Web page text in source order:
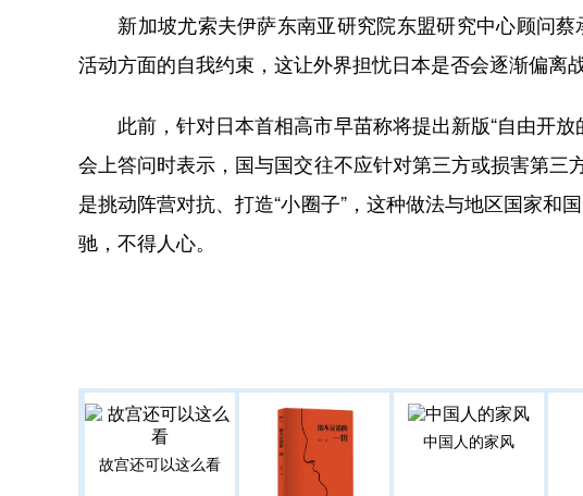
新加坡尤索夫伊萨东南亚研究院东盟研究中心顾问蔡
活动方面的自我约束，这让外界担忧日本是否会逐渐偏离
此前，针对日本首相高市早苗称将提出新版“自由开放
会上答问时表示，国与国交往不应针对第三方或损害第三
是挑动阵营对抗、打造“小圈子”，这种做法与地区国家和
驰，不得人心。
故宫还可以这么看
中国人的家风